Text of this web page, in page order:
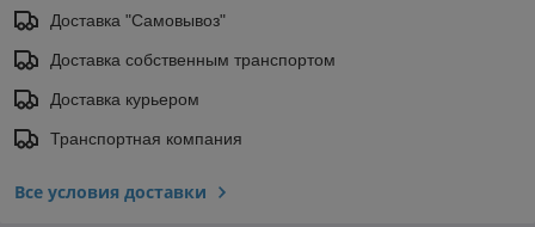
Доставка "Самовывоз"
Доставка собственным транспортом
Доставка курьером
Транспортная компания
Все условия доставки